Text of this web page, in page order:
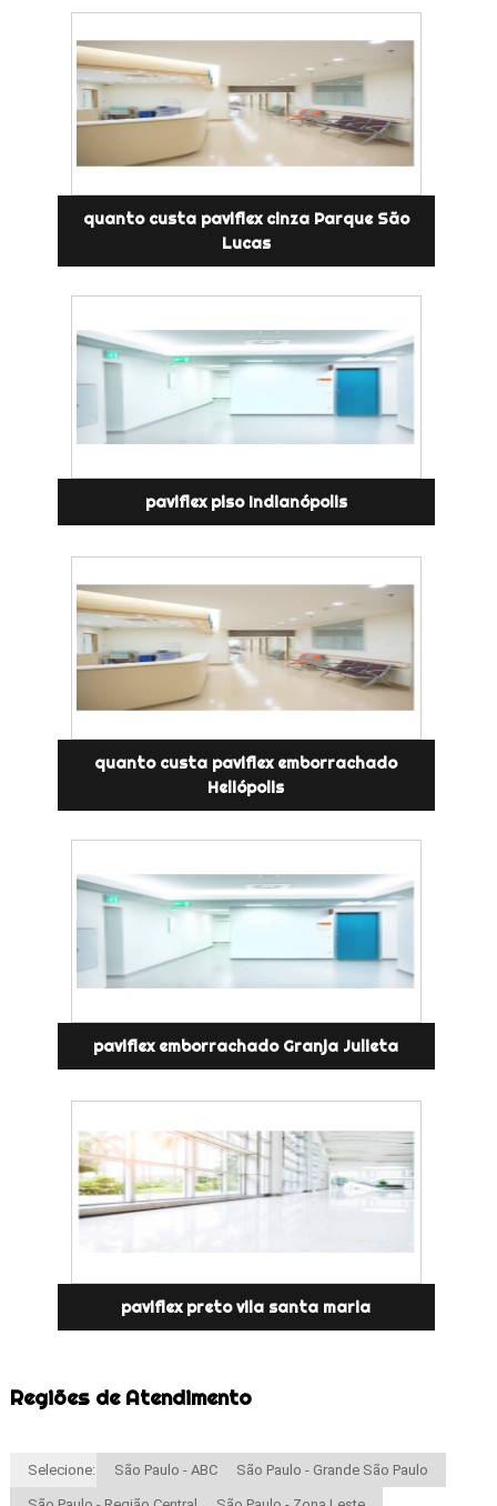
quanto custa paviflex cinza Parque São
Lucas
paviflex piso Indianópolis
quanto custa paviflex emborrachado
Heliópolis
paviflex emborrachado Granja Julieta
paviflex preto vila santa maria
Regiões de Atendimento
Selecione: São Paulo - ABC São Paulo - Grande São Paulo